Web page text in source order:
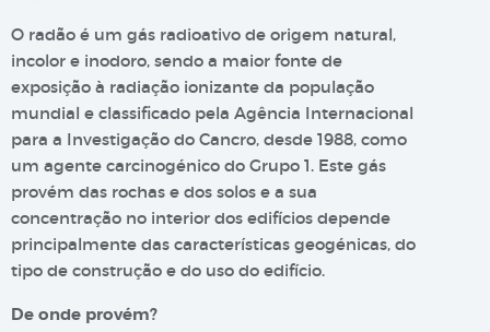
O radão é um gás radioativo de origem natural,
incolor e inodoro, sendo a maior fonte de
exposição à radiação ionizante da população
mundial e classificado pela Agência Internacional
para a Investigação do Cancro, desde 1988, como
um agente carcinogénico do Grupo 1. Este gás
provém das rochas e dos solos e a sua
concentração no interior dos edifícios depende
principalmente das características geogénicas, do
tipo de construção e do uso do edifício.
De onde provém?